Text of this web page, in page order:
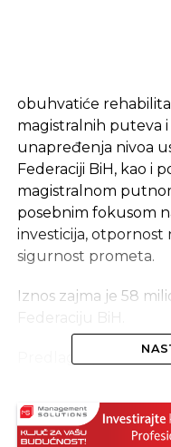
obuhvatiće
magistralnih puteva
unapređenja nivoa
Federaciji BiH, kao i
magistralnom
posebnim fokusom
investicija, otpornost
sigurnost prometa.
Iznos zajma je 58
Predlagač,
BiH u daljnju
predložen je